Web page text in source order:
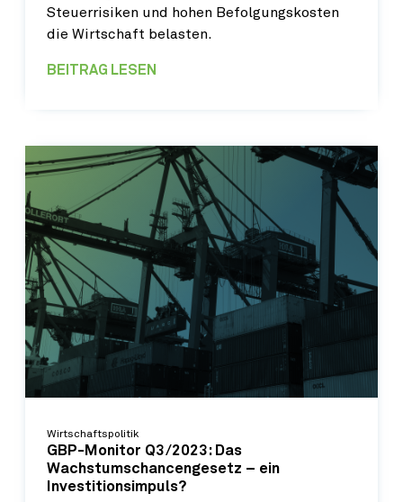
Steuerrisiken und hohen Befolgungskosten
die Wirtschaft belasten.
BEITRAG LESEN
Wirtschaftspolitik
GBP-Monitor Q3/2023: Das
Wachstumschancengesetz – ein
Investitionsimpuls?